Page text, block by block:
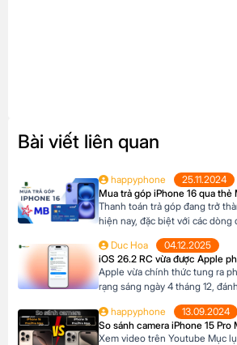
Bài viết liên quan
happyphone
25.11.2024
Mua trả góp iPhone 16 qua thẻ
Thanh toán trả góp đang trở
hiện nay, đặc biệt với các
cao cấp như iPhone 16, khi
khả năng tài chính tức thời của
Phone, khách hàng có thể lựa
Duc Hoa
04.12.2025
iOS 26.2 RC vừa được Apple
Apple vừa chính thức tung ra
rạng sáng ngày 4 tháng 12,
Phiên bản này mang đến một
vào việc nâng cao trải nghiệm
happyphone
13.09.2024
So sánh camera iPhone 15 Pro
Xem video trên Youtube Mục